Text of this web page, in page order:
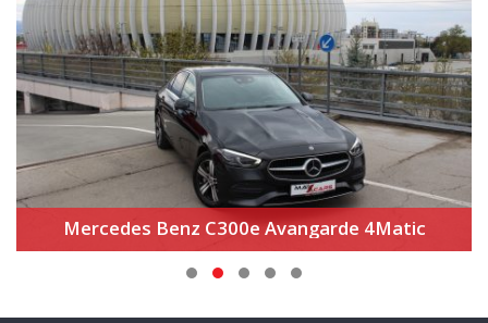
Mercedes Benz C300e Avangarde 4Matic